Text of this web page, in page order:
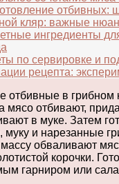
отбивных:
кляр: важные
ингредиенты
по сервировке и
рецепта:
отбивные в грибном
мясо отбивают,
в муке. Затем
и нарезанные
обваливают
корочки.
гарниром или